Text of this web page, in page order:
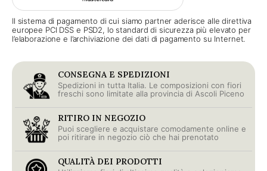
Il sistema di pagamento di cui siamo partner aderisce alle direttiva
europee PCI DSS e PSD2, lo standard di sicurezza più elevato per
l’elaborazione e l’archiviazione dei dati di pagamento su Internet.
CONSEGNA E SPEDIZIONI
Spedizioni in tutta Italia. Le composizioni con fiori
freschi sono limitate alla provincia di Ascoli Piceno
RITIRO IN NEGOZIO
Puoi scegliere e acquistare comodamente online e
poi ritirare in negozio ciò che hai prenotato
QUALITÀ DEI PRODOTTI